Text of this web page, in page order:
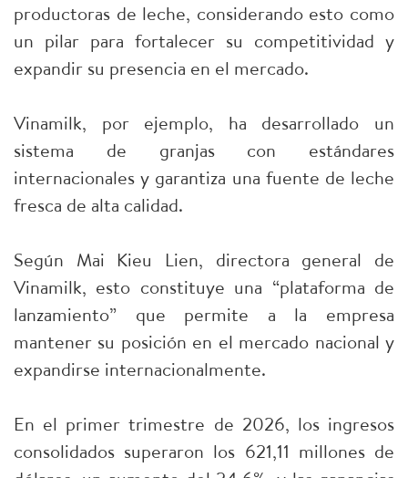
productoras de leche, considerando esto como
un pilar para fortalecer su competitividad y
expandir su presencia en el mercado.
Vinamilk, por ejemplo, ha desarrollado un
sistema de granjas con estándares
internacionales y garantiza una fuente de leche
fresca de alta calidad.
Según Mai Kieu Lien, directora general de
Vinamilk, esto constituye una “plataforma de
lanzamiento” que permite a la empresa
mantener su posición en el mercado nacional y
expandirse internacionalmente.
En el primer trimestre de 2026, los ingresos
consolidados superaron los 621,11 millones de